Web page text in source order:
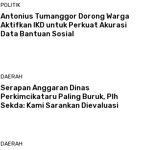
POLITIK
Antonius Tumanggor Dorong Warga
Aktifkan IKD untuk Perkuat Akurasi
Data Bantuan Sosial
DAERAH
Serapan Anggaran Dinas
Perkimcikataru Paling Buruk, Plh
Sekda: Kami Sarankan Dievaluasi
DAERAH